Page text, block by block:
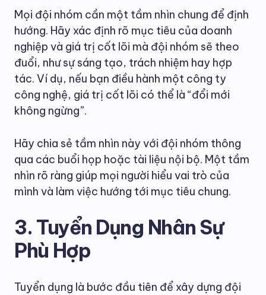
Mọi đội nhóm cần một tầm nhìn chung để định
hướng. Hãy xác định rõ mục tiêu của doanh
nghiệp và giá trị cốt lõi mà đội nhóm sẽ theo
đuổi, như sự sáng tạo, trách nhiệm hay hợp
tác. Ví dụ, nếu bạn điều hành một công ty
công nghệ, giá trị cốt lõi có thể là “đổi mới
không ngừng”.
Hãy chia sẻ tầm nhìn này với đội nhóm thông
qua các buổi họp hoặc tài liệu nội bộ. Một tầm
nhìn rõ ràng giúp mọi người hiểu vai trò của
mình và làm việc hướng tới mục tiêu chung.
3. Tuyển Dụng Nhân Sự
Phù Hợp
Tuyển dụng là bước đầu tiên để xây dựng đội